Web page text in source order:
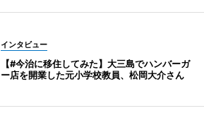
インタビュー
【#今治に移住してみた】大三島でハンバーガ
ー店を開業した元小学校教員、松岡大介さん